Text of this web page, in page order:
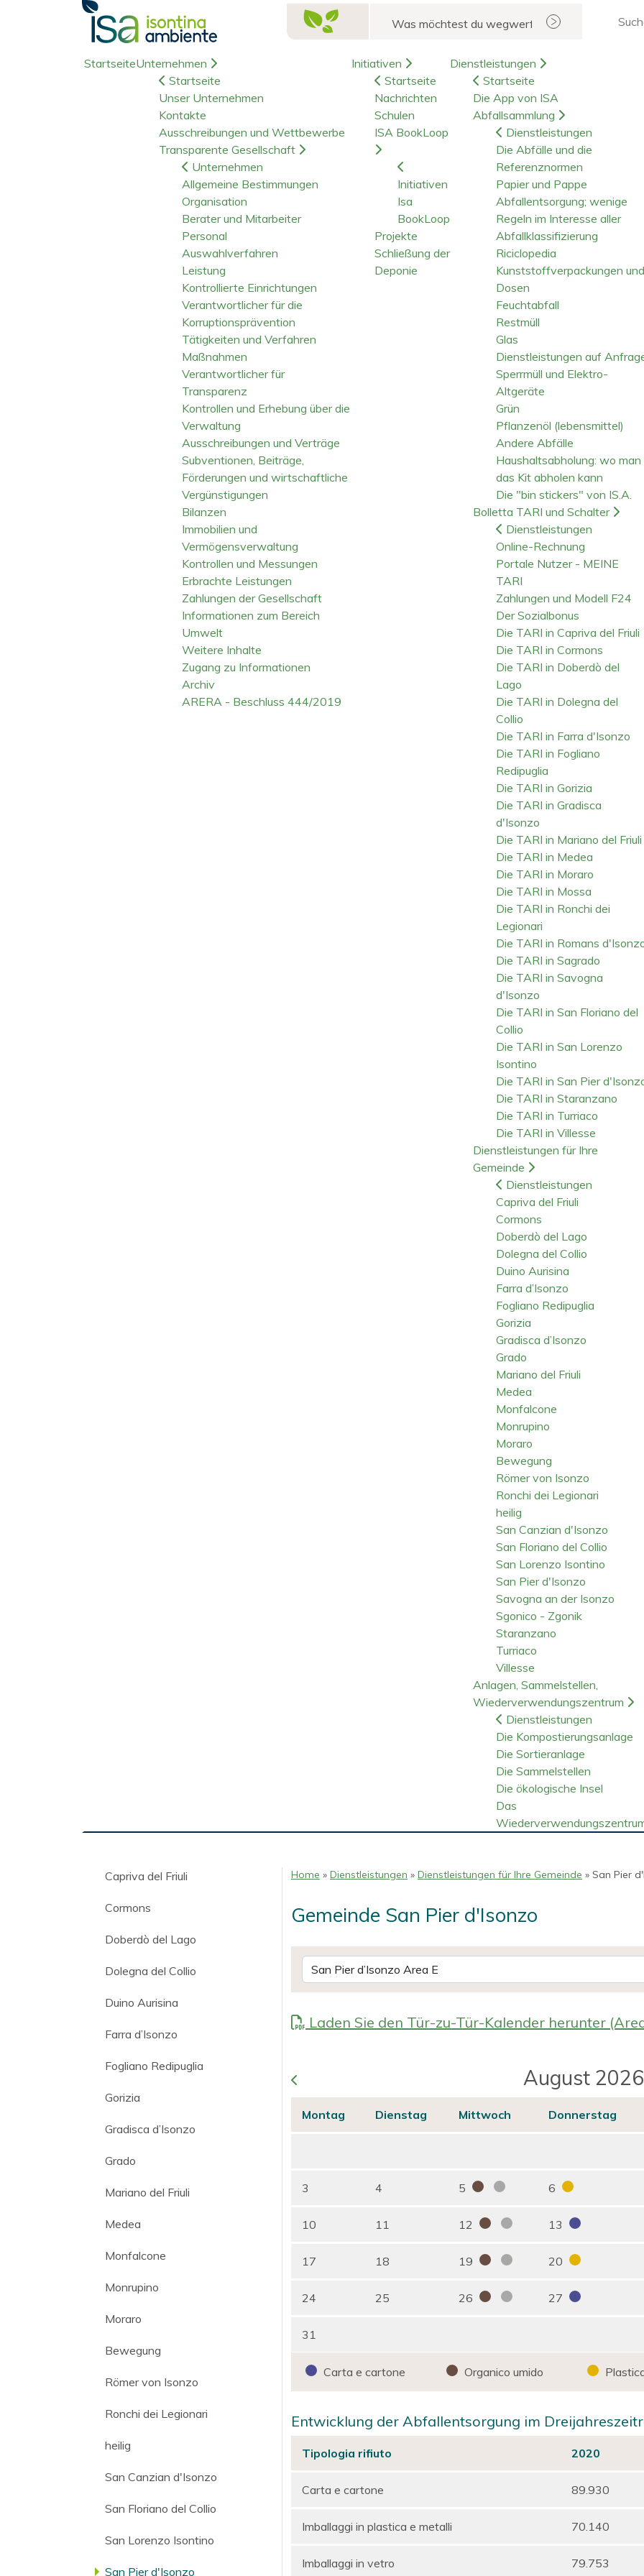
Suchen
StartseiteUnternehmen
Startseite
Unser Unternehmen
Kontakte
Ausschreibungen und Wettbewerbe
Transparente Gesellschaft
Unternehmen
Allgemeine Bestimmungen
Organisation
Berater und Mitarbeiter
Personal
Auswahlverfahren
Leistung
Kontrollierte Einrichtungen
Verantwortlicher für die
Korruptionsprävention
Tätigkeiten und Verfahren
Maßnahmen
Verantwortlicher für
Transparenz
Kontrollen und Erhebung über die
Verwaltung
Ausschreibungen und Verträge
Subventionen, Beiträge,
Förderungen und wirtschaftliche
Vergünstigungen
Bilanzen
Immobilien und
Vermögensverwaltung
Kontrollen und Messungen
Erbrachte Leistungen
Zahlungen der Gesellschaft
Informationen zum Bereich
Umwelt
Weitere Inhalte
Zugang zu Informationen
Archiv
ARERA - Beschluss 444/2019
Initiativen
Startseite
Nachrichten
Schulen
ISA BookLoop
Initiativen
Isa
BookLoop
Projekte
Schließung der
Deponie
Dienstleistungen
Startseite
Die App von ISA
Abfallsammlung
Dienstleistungen
Die Abfälle und die
Referenznormen
Papier und Pappe
Abfallentsorgung; wenige
Regeln im Interesse aller
Abfallklassifizierung
Riciclopedia
Kunststoffverpackungen und
Dosen
Feuchtabfall
Restmüll
Glas
Dienstleistungen auf
Sperrmüll und Elektro-
Altgeräte
Grün
Pflanzenöl (lebensmittel)
Andere Abfälle
Haushaltsabholung: wo man
das Kit abholen kann
Die "bin stickers" von IS.A.
Bolletta TARI und Schalter
Dienstleistungen
Online-Rechnung
Portale Nutzer - MEINE
TARI
Zahlungen und Modell F24
Der Sozialbonus
Die TARI in Capriva del Friuli
Die TARI in Cormons
Die TARI in Doberdò del
Lago
Die TARI in Dolegna del
Collio
Die TARI in Farra d'Isonzo
Die TARI in Fogliano
Redipuglia
Die TARI in Gorizia
Die TARI in Gradisca
d'Isonzo
Die TARI in Mariano del Friuli
Die TARI in Medea
Die TARI in Moraro
Die TARI in Mossa
Die TARI in Ronchi dei
Legionari
Die TARI in Romans
Die TARI in Sagrado
Die TARI in Savogna
d'Isonzo
Die TARI in San Floriano del
Collio
Die TARI in San Lorenzo
Isontino
Die TARI in San Pier
Die TARI in Staranzano
Die TARI in Turriaco
Die TARI in Villesse
Dienstleistungen für Ihre
Gemeinde
Dienstleistungen
Capriva del Friuli
Cormons
Doberdò del Lago
Dolegna del Collio
Duino Aurisina
Farra d’Isonzo
Fogliano Redipuglia
Gorizia
Gradisca d’Isonzo
Grado
Mariano del Friuli
Medea
Monfalcone
Monrupino
Moraro
Bewegung
Römer von Isonzo
Ronchi dei Legionari
heilig
San Canzian d'Isonzo
San Floriano del Collio
San Lorenzo Isontino
San Pier d'Isonzo
Savogna an der Isonzo
Sgonico - Zgonik
Staranzano
Turriaco
Villesse
Anlagen, Sammelstellen,
Wiederverwendungszentrum
Dienstleistungen
Die Kompostierungsanlage
Die Sortieranlage
Die Sammelstellen
Die ökologische Insel
Das
Capriva del Friuli
Cormons
Doberdò del Lago
Dolegna del Collio
Duino Aurisina
Farra d’Isonzo
Fogliano Redipuglia
Gorizia
Gradisca d’Isonzo
Grado
Mariano del Friuli
Medea
Monfalcone
Monrupino
Moraro
Bewegung
Römer von Isonzo
Ronchi dei Legionari
heilig
San Canzian d'Isonzo
San Floriano del Collio
San Lorenzo Isontino
San Pier d'Isonzo
Home » Dienstleistungen » Dienstleistungen für Ihre Gemeinde » San Pier
Gemeinde San Pier d'Isonzo
Laden Sie den Tür-zu-Tür-Kalender herunter
August 2026
Montag Dienstag Mittwoch Donnerstag
3 4 5 6
10 11 12 13
17 18 19 20
24 25 26 27
31
Carta e cartone Organico umido
Entwicklung der Abfallentsorgung im
Tipologia rifiuto 2020
Carta e cartone 89.930
Imballaggi in plastica e metalli 70.140
Imballaggi in vetro 79.753